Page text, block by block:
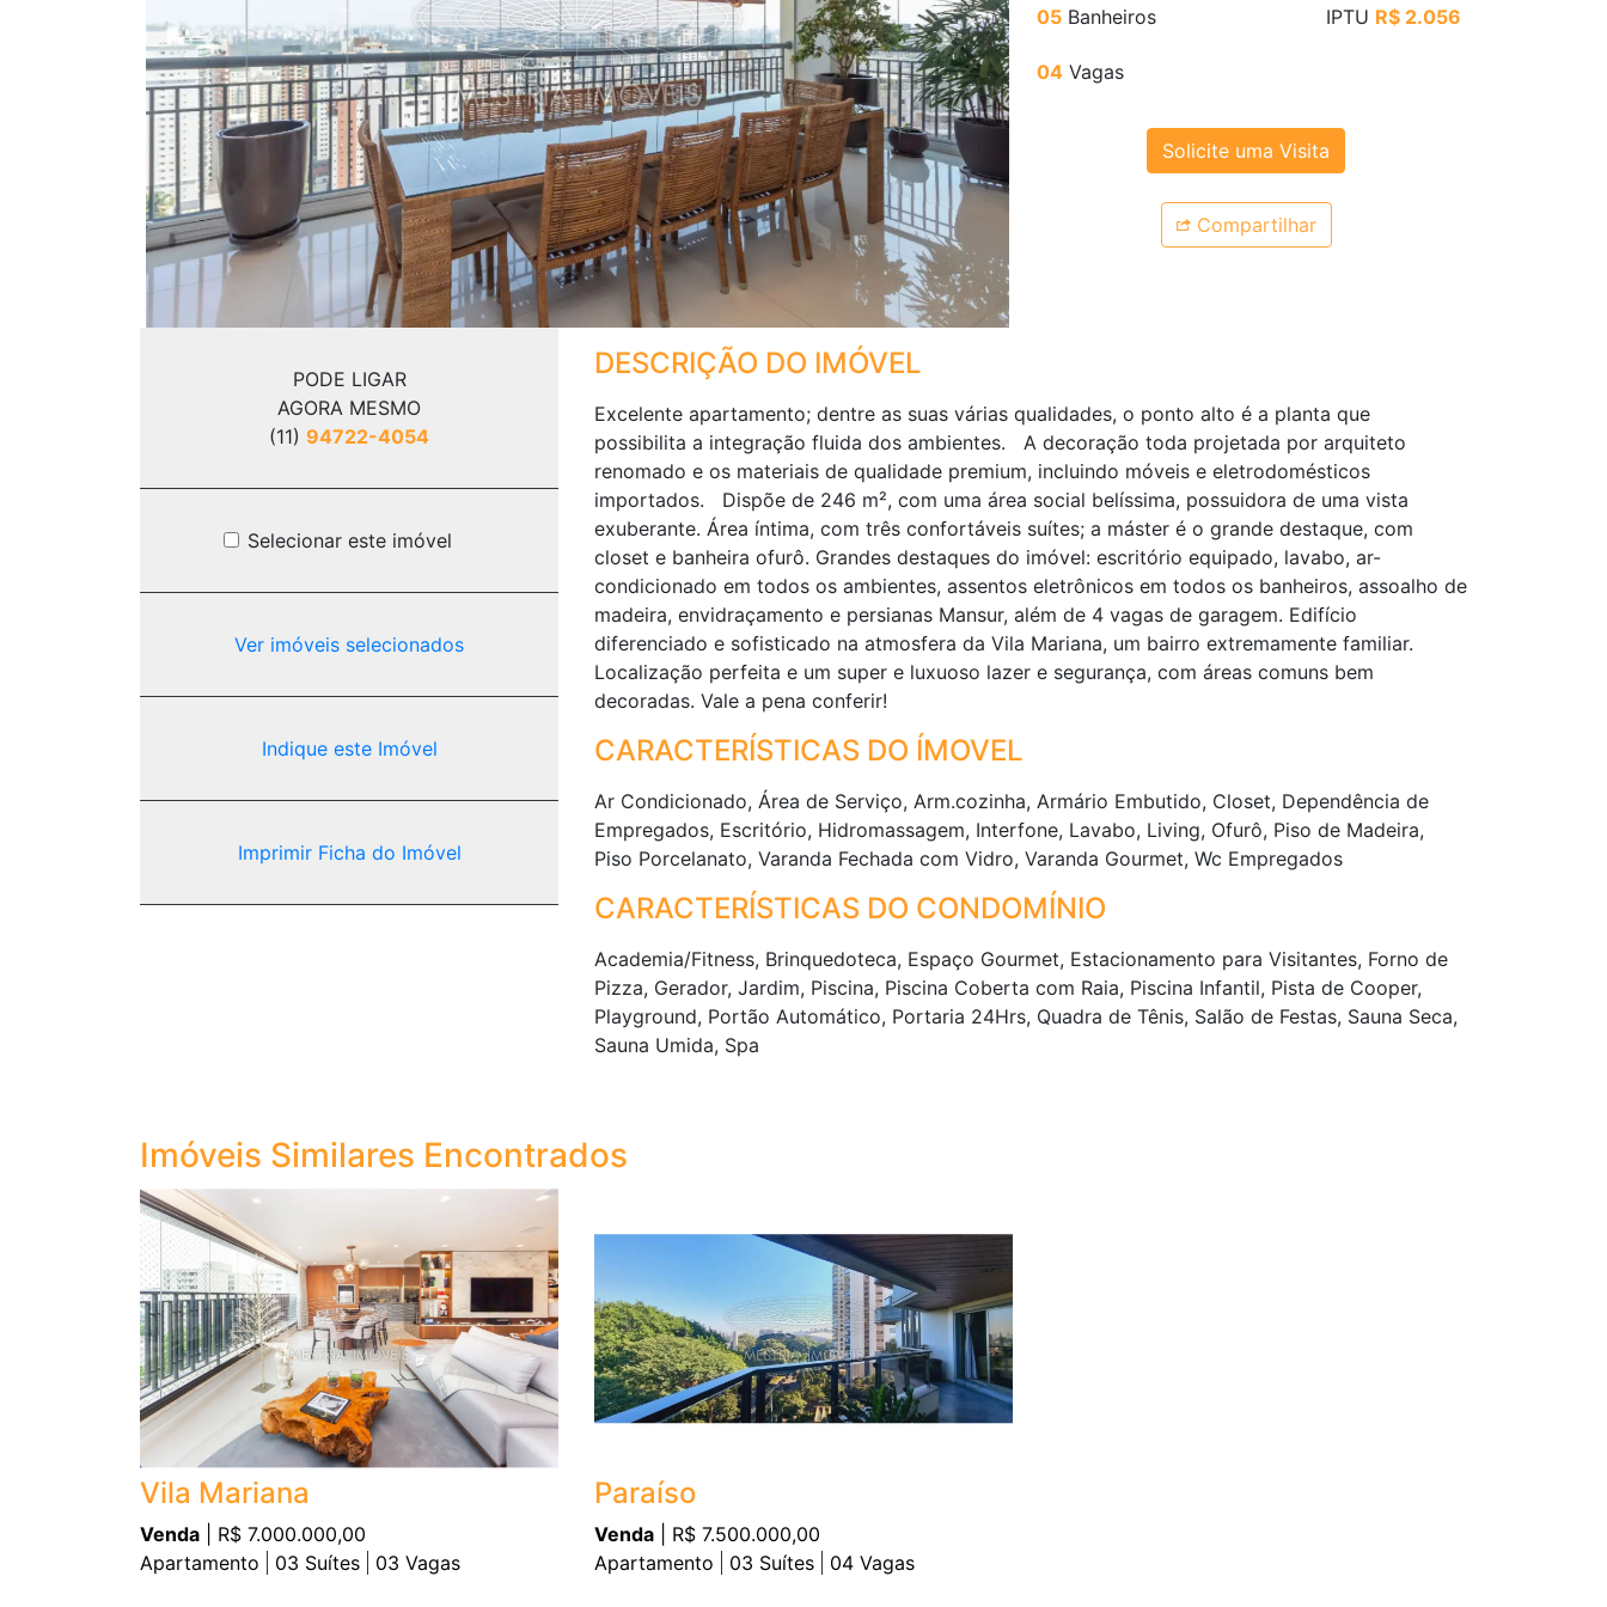
Previous Next
05 Banheiros
04 Vagas
IPTU R$ 2.056
Solicite uma Visita
Compartilhar
PODE LIGAR
AGORA MESMO
(11) 94722-4054
Selecionar este imóvel
Ver imóveis selecionados
Indique este Imóvel
Imprimir Ficha do Imóvel
DESCRIÇÃO DO IMÓVEL
Excelente apartamento; dentre as suas várias qualidades, o ponto alto é a planta que
possibilita a integração fluida dos ambientes. A decoração toda projetada por arquiteto
renomado e os materiais de qualidade premium, incluindo móveis e eletrodomésticos
importados. Dispõe de 246 m², com uma área social belíssima, possuidora de uma vista
exuberante. Área íntima, com três confortáveis suítes; a máster é o grande destaque, com
closet e banheira ofurô. Grandes destaques do imóvel: escritório equipado, lavabo, ar-
condicionado em todos os ambientes, assentos eletrônicos em todos os banheiros, assoalho de
madeira, envidraçamento e persianas Mansur, além de 4 vagas de garagem. Edifício
diferenciado e sofisticado na atmosfera da Vila Mariana, um bairro extremamente familiar.
Localização perfeita e um super e luxuoso lazer e segurança, com áreas comuns bem
decoradas. Vale a pena conferir!
CARACTERÍSTICAS DO ÍMOVEL
Ar Condicionado, Área de Serviço, Arm.cozinha, Armário Embutido, Closet, Dependência de
Empregados, Escritório, Hidromassagem, Interfone, Lavabo, Living, Ofurô, Piso de Madeira,
Piso Porcelanato, Varanda Fechada com Vidro, Varanda Gourmet, Wc Empregados
CARACTERÍSTICAS DO CONDOMÍNIO
Academia/Fitness, Brinquedoteca, Espaço Gourmet, Estacionamento para Visitantes, Forno de
Pizza, Gerador, Jardim, Piscina, Piscina Coberta com Raia, Piscina Infantil, Pista de Cooper,
Playground, Portão Automático, Portaria 24Hrs, Quadra de Tênis, Salão de Festas, Sauna Seca,
Sauna Umida, Spa
Imóveis Similares Encontrados
Vila Mariana
Venda | R$ 7.000.000,00
Apartamento
03 Suítes 03 Vagas
Paraíso
Venda | R$ 7.500.000,00
Apartamento
03 Suítes 04 Vagas